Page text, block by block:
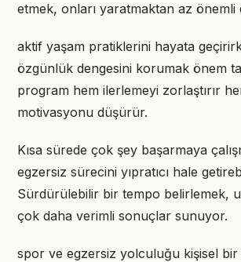
etmek, onları yaratmaktan az önemli
aktif yaşam pratiklerini hayata
özgünlük dengesini korumak önem
program hem ilerlemeyi zorlaştırır
motivasyonu düşürür.
Kısa sürede çok şey başarmaya
egzersiz sürecini yıpratıcı hale
Sürdürülebilir bir tempo belirlemek,
çok daha verimli sonuçlar sunuyor.
spor ve egzersiz yolculuğu kişisel